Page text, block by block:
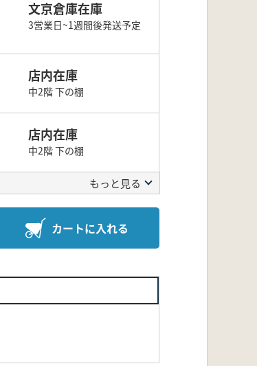
文京倉庫在庫
3営業日~1週間後発送予定
店内在庫
中2階 下の棚
店内在庫
中2階 下の棚
もっと見る
カートに入れる